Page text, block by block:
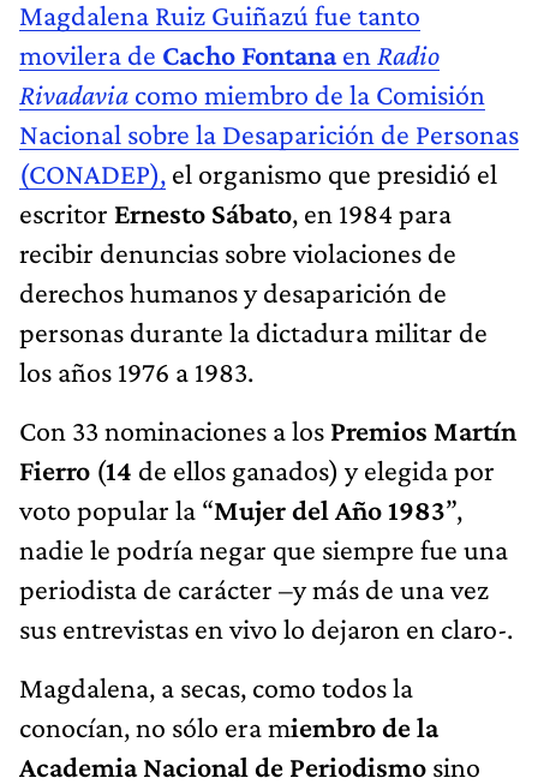
Magdalena Ruiz Guiñazú fue tanto
movilera de Cacho Fontanaen Radio
Rivadavia como miembro de la Comisión
Nacional sobre la Desaparición de Personas
(CONADEP), el organismo que presidió el
escritor Ernesto Sábato, en 1984 para
recibir denuncias sobre violaciones de
derechos humanos y desaparición de
personas durante la dictadura militar de
los años 1976 a 1983.
Con 33 nominaciones a los Premios Martín
Fierro (14 de ellos ganados) y elegida por
voto popular la “Mujer del Año 1983”,
nadie le podría negar que siempre fue una
periodista de carácter –y más de una vez
sus entrevistas en vivo lo dejaron en claro-.
Magdalena, a secas, como todos la
conocían, no sólo era miembro de la
Academia Nacional de Periodismo sino